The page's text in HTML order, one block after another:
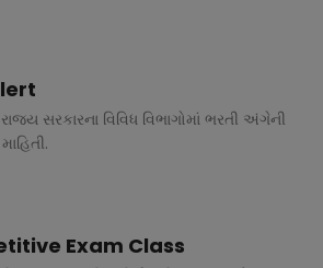
સરકારના વિવિધ વિભાગોમાં ભરતી અંગેની
Exam Class